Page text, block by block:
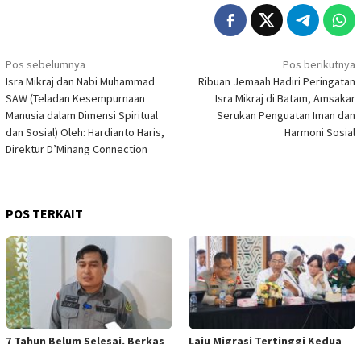
Navigasi
pos
Pos sebelumnya
Isra Mikraj dan Nabi Muhammad
SAW (Teladan Kesempurnaan
Manusia dalam Dimensi Spiritual
dan Sosial) Oleh: Hardianto Haris,
Direktur D’Minang Connection
Pos berikutnya
Ribuan Jemaah Hadiri Peringatan
Isra Mikraj di Batam, Amsakar
Serukan Penguatan Iman dan
Harmoni Sosial
POS TERKAIT
7 Tahun Belum Selesai, Berkas
Laju Migrasi Tertinggi Kedua